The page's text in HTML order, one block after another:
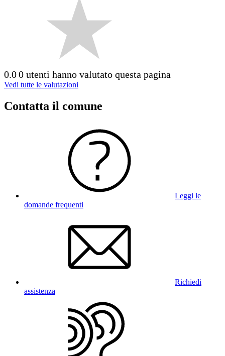
0.00 utenti hanno valutato questa pagina
Vedi tutte le valutazioni
Contatta il comune
Leggi le
domande frequenti
Richiedi
assistenza